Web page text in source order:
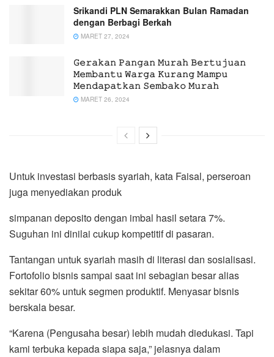
Srikandi PLN Semarakkan Bulan Ramadan
dengan Berbagi Berkah
MARET 27, 2024
𝙶𝚎𝚛𝚊𝚔𝚊𝚗 𝙿𝚊𝚗𝚐𝚊𝚗 𝙼𝚞𝚛𝚊𝚑 𝙱𝚎𝚛𝚝𝚞𝚓𝚞𝚊𝚗
𝙼𝚎𝚖𝚋𝚊𝚗𝚝𝚞 𝚆𝚊𝚛𝚐𝚊 𝙺𝚞𝚛𝚊𝚗𝚐 𝙼𝚊𝚖𝚙𝚞
𝙼𝚎𝚗𝚍𝚊𝚙𝚊𝚝𝚔𝚊𝚗 𝚂𝚎𝚖𝚋𝚊𝚔𝚘 𝙼𝚞𝚛𝚊𝚑
MARET 26, 2024
Untuk investasi berbasis syariah, kata Faisal, perseroan
juga menyediakan produk
simpanan deposito dengan imbal hasil setara 7%.
Suguhan ini dinilai cukup kompetitif di pasaran.
Tantangan untuk syariah masih di literasi dan sosialisasi.
Fortofolio bisnis sampai saat ini sebagian besar alias
sekitar 60% untuk segmen produktif. Menyasar bisnis
berskala besar.
“Karena (Pengusaha besar) lebih mudah diedukasi. Tapi
kami terbuka kepada siapa saja,” jelasnya dalam